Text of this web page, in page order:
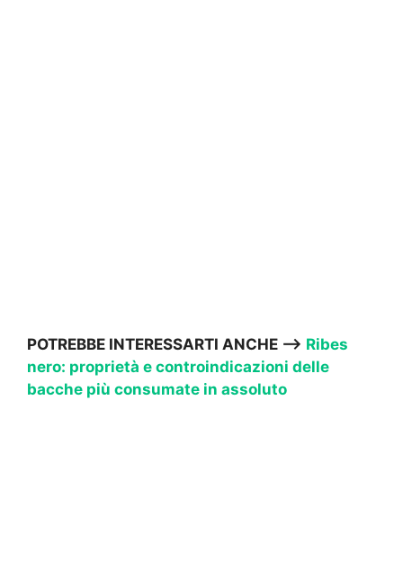
POTREBBE INTERESSARTI ANCHE —-> Ribes
nero: proprietà e controindicazioni delle
bacche più consumate in assoluto